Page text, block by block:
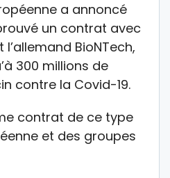
a annoncé
un contrat avec
l’allemand BioNTech,
300 millions de
contre la Covid-19.
contrat de ce type
et des groupes